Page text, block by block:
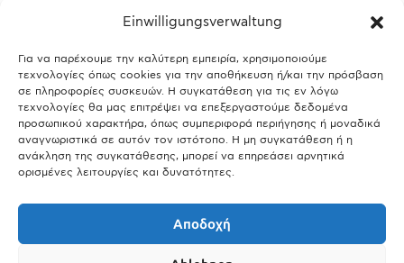
Einwilligungsverwaltung
Για να παρέχουμε την καλύτερη εμπειρία, χρησιμοποιούμε
τεχνολογίες όπως cookies για την αποθήκευση ή/και την πρόσβαση
σε πληροφορίες συσκευών. Η συγκατάθεση για τις εν λόγω
τεχνολογίες θα μας επιτρέψει να επεξεργαστούμε δεδομένα
προσωπικού χαρακτήρα, όπως συμπεριφορά περιήγησης ή μοναδικά
αναγνωριστικά σε αυτόν τον ιστότοπο. Η μη συγκατάθεση ή η
ανάκληση της συγκατάθεσης, μπορεί να επηρεάσει αρνητικά
ορισμένες λειτουργίες και δυνατότητες.
Αποδοχή
Μόναχο;
25.03.2026
Θύελλα χτυπά το Μόναχο: Κίνδυνος από τους ισχυρούς ανέμους
και τις καταιγίδες
25.03.2026